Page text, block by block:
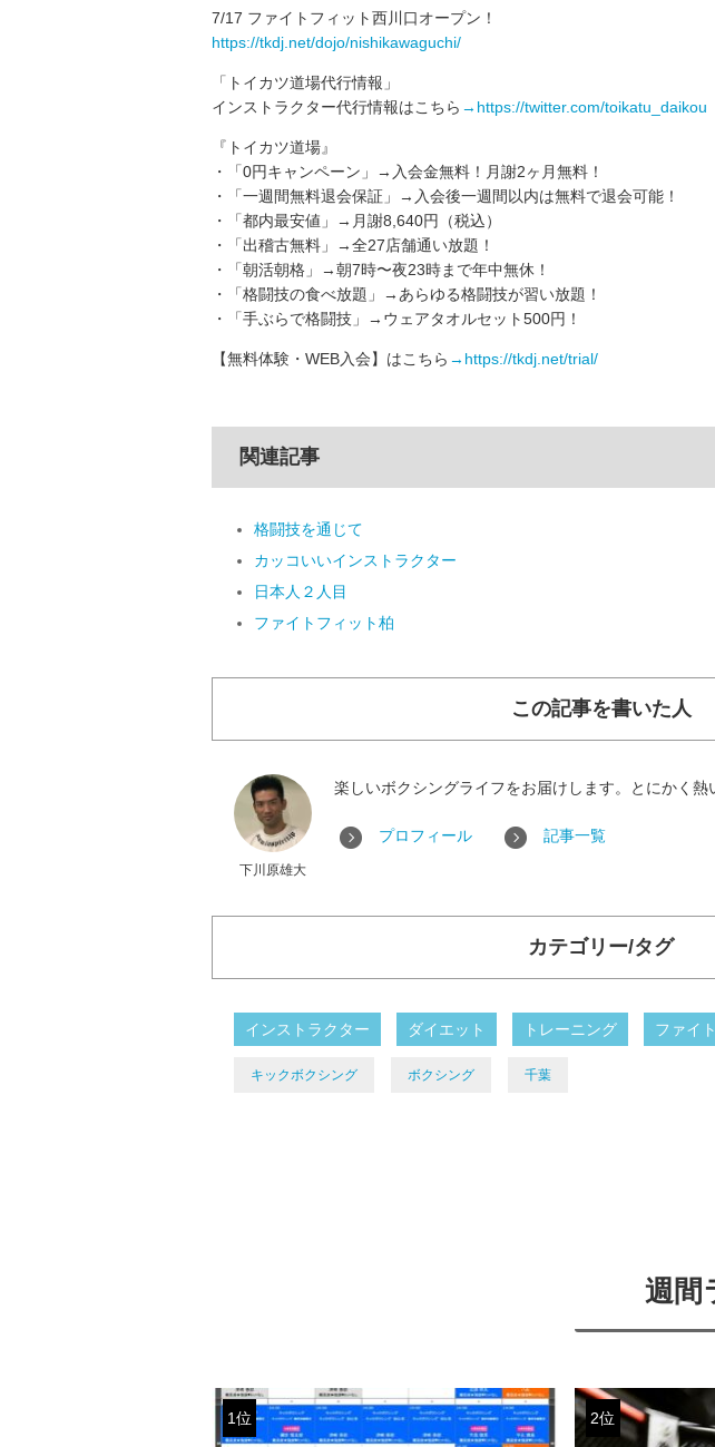
7/17 ファイトフィット西川口オープン！
https://tkdj.net/dojo/nishikawaguchi/
「トイカツ道場代行情報」
インストラクター代行情報はこちら →https://twitter.com/toikatu_daikou
『トイカツ道場』
・「0円キャンペーン」→入会金無料！月謝2ヶ月無料！
・「一週間無料退会保証」→入会後一週間以内は無料で退会可能！
・「都内最安値」→月謝8,640円（税込）
・「出稽古無料」→全27店舗通い放題！
・「朝活朝格」→朝7時〜夜23時まで年中無休！
・「格闘技の食べ放題」→あらゆる格闘技が習い放題！
・「手ぶらで格闘技」→ウェアタオルセット500円！
【無料体験・WEB入会】はこちら →https://tkdj.net/trial/
関連記事
格闘技を通じて
カッコいいインストラクター
日本人２人目
ファイトフィット柏
この記事を書いた人
下川原雄大
楽しいボクシングライフをお届けします。とにかく熱
プロフィール 記事一覧
カテゴリー/タグ
インストラクター ダイエット トレーニング ファイ
キックボクシング ボクシング 千葉
週間
1位 2位